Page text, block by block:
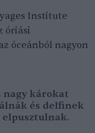
Institute
óriási
óceánból nagyon
nagy károkat
és delfinek
elpusztulnak.